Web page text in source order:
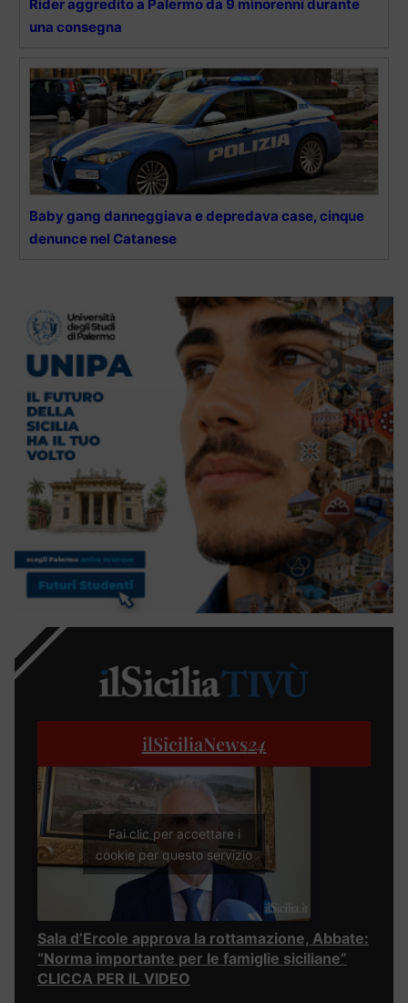
Rider aggredito a Palermo da 9 minorenni durante
una consegna
Baby gang danneggiava e depredava case, cinque
denunce nel Catanese
ilSiciliaNews24
Fai clic per accettare i
cookie per questo servizio
Sala d’Ercole approva la rottamazione, Abbate:
“Norma importante per le famiglie siciliane”
CLICCA PER IL VIDEO